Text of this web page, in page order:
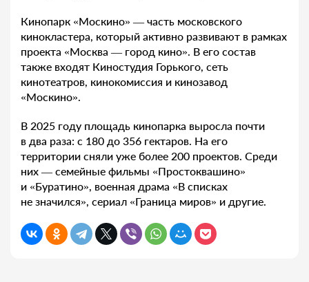
Кинопарк «Москино» — часть московского
кинокластера, который активно развивают в рамках
проекта «Москва — город кино». В его состав
также входят Киностудия Горького, сеть
кинотеатров, кинокомиссия и кинозавод
«Москино».
В 2025 году площадь кинопарка выросла почти
в два раза: с 180 до 356 гектаров. На его
территории сняли уже более 200 проектов. Среди
них — семейные фильмы «Простоквашино»
и «Буратино», военная драма «В списках
не значился», сериал «Граница миров» и другие.